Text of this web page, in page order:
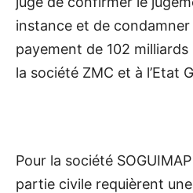
instance et de condamner
payement de 102
la société ZMC et à l’Etat
Pour la société
partie civile requièrent